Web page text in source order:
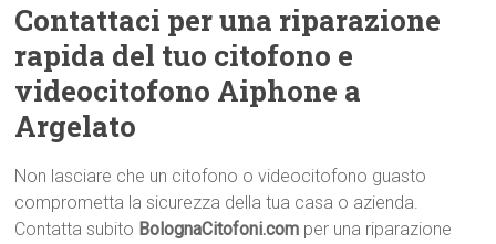
Contattaci per una riparazione
rapida del tuo citofono e
videocitofono Aiphone a
Argelato
Non lasciare che un citofono o videocitofono guasto
comprometta la sicurezza della tua casa o azienda.
Contatta subito BolognaCitofoni.com per una riparazione